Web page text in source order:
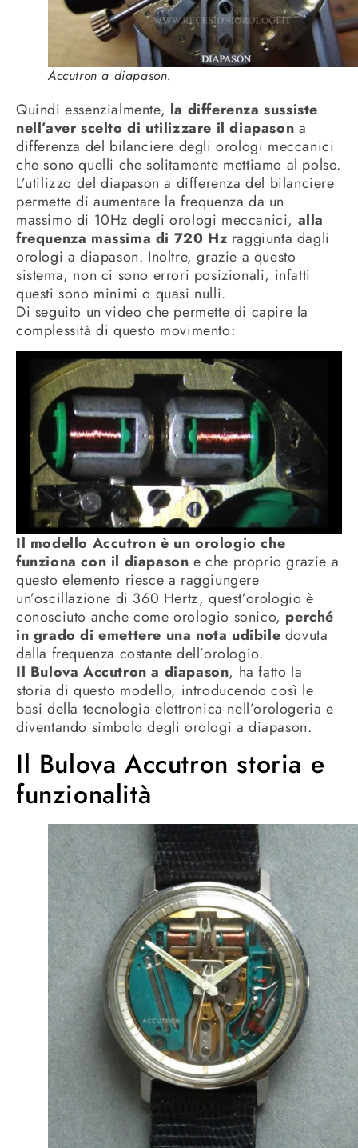
Accutron a diapason.
Quindi essenzialmente, la differenza sussiste
nell’aver scelto di utilizzare il diapason a
differenza del bilanciere degli orologi meccanici
che sono quelli che solitamente mettiamo al polso.
L’utilizzo del diapason a differenza del bilanciere
permette di aumentare la frequenza da un
massimo di 10Hz degli orologi meccanici, alla
frequenza massima di 720 Hz raggiunta dagli
orologi a diapason. Inoltre, grazie a questo
sistema, non ci sono errori posizionali, infatti
questi sono minimi o quasi nulli.
Di seguito un video che permette di capire la
complessità di questo movimento:
Il modello Accutron è un orologio che
funziona con il diapason e che proprio grazie a
questo elemento riesce a raggiungere
un’oscillazione di 360 Hertz, quest’orologio è
conosciuto anche come orologio sonico, perché
in grado di emettere una nota udibile dovuta
dalla frequenza costante dell’orologio.
Il Bulova Accutron a diapason, ha fatto la
storia di questo modello, introducendo così le
basi della tecnologia elettronica nell’orologeria e
diventando simbolo degli orologi a diapason.
Il Bulova Accutron storia e
funzionalità